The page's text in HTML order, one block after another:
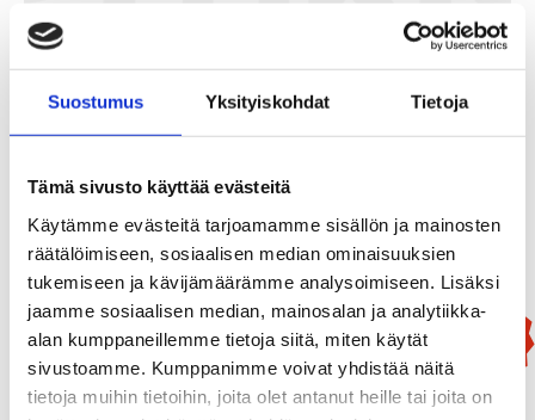
Suostumus Yksityiskohdat Tietoja
Tämä sivusto käyttää evästeitä
Käytämme evästeitä tarjoamamme sisällön ja mainosten
räätälöimiseen, sosiaalisen median ominaisuuksien
tukemiseen ja kävijämäärämme analysoimiseen. Lisäksi
jaamme sosiaalisen median, mainosalan ja analytiikka-
alan kumppaneillemme tietoja siitä, miten käytät
sivustoamme. Kumppanimme voivat yhdistää näitä
tietoja muihin tietoihin, joita olet antanut heille tai joita on
Tulisuudelma
13,90€